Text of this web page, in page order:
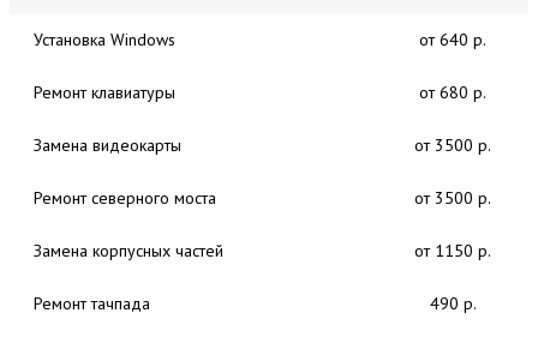
Установка Windows от 640 р.
Ремонт клавиатуры от 680 р.
Замена видеокарты от 3500 р.
Ремонт северного моста от 3500 р.
Замена корпусных частей от 1150 р.
Ремонт тачпада 490 р.